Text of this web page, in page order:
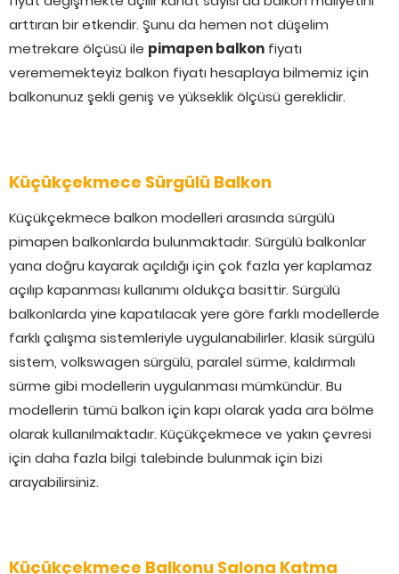
arttıran bir etkendir. Şunu da hemen not düşelim
metrekare ölçüsü ile pimapen balkon fiyatı
verememekteyiz balkon fiyatı hesaplaya bilmemiz için
balkonunuz şekli geniş ve yükseklik ölçüsü gereklidir.
Küçükçekmece Sürgülü Balkon
Küçükçekmece balkon modelleri arasında sürgülü
pimapen balkonlarda bulunmaktadır. Sürgülü balkonlar
yana doğru kayarak açıldığı için çok fazla yer kaplamaz
açılıp kapanması kullanımı oldukça basittir. Sürgülü
balkonlarda yine kapatılacak yere göre farklı modellerde
farklı çalışma sistemleriyle uygulanabilirler. klasik sürgülü
sistem, volkswagen sürgülü, paralel sürme, kaldırmalı
sürme gibi modellerin uygulanması mümkündür. Bu
modellerin tümü balkon için kapı olarak yada ara bölme
olarak kullanılmaktadır. Küçükçekmece ve yakın çevresi
için daha fazla bilgi talebinde bulunmak için bizi
arayabilirsiniz.
Küçükçekmece Balkonu Salona Katma